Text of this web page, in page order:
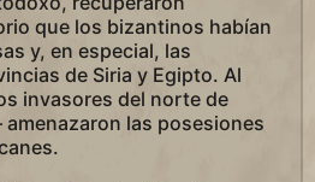
que los bizantinos habían
y, en especial, las
de Siria y Egipto. Al
invasores del norte de
amenazaron las posesiones